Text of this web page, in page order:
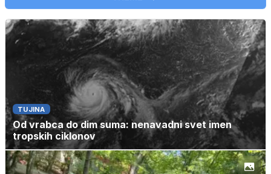
TUJINA
Od vrabca do dim suma: nenavadni svet imen
tropskih ciklonov